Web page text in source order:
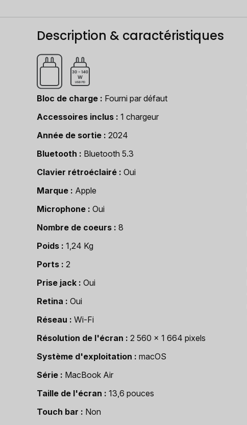
Description & caractéristiques
Bloc de charge
Fourni par défaut
Accessoires inclus
1 chargeur
Année de sortie
2024
Bluetooth
Bluetooth 5.3
Clavier rétroéclairé
Oui
Marque
Apple
Microphone
Oui
Nombre de coeurs
8
Poids
1,24 Kg
Ports
2
Prise jack
Oui
Retina
Oui
Réseau
Wi-Fi
Résolution de l'écran
2 560 x 1 664 pixels
Système d'exploitation
macOS
Série
MacBook Air
Taille de l'écran
13,6 pouces
Touch bar
Non